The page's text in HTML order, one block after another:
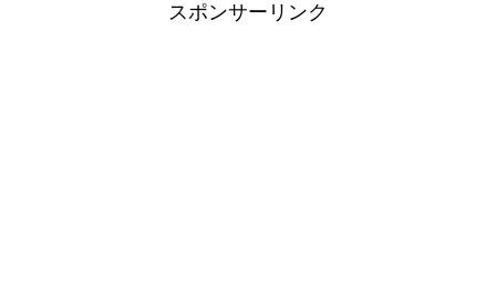
スポンサーリンク